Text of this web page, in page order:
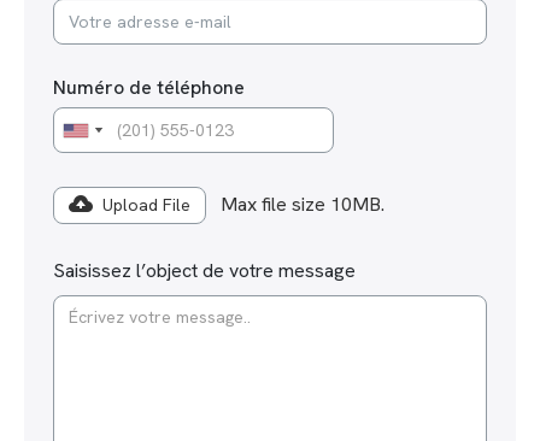
Numéro de téléphone
Upload File Max file size 10MB.
Saisissez l’object de votre message